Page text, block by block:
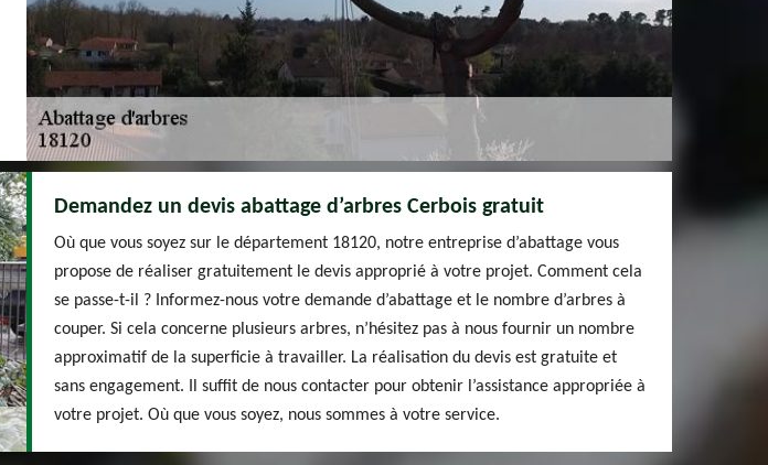
Demandez un devis abattage d’arbres Cerbois gratuit
Où que vous soyez sur le département 18120, notre entreprise d’abattage vous
propose de réaliser gratuitement le devis approprié à votre projet. Comment cela
se passe-t-il ? Informez-nous votre demande d’abattage et le nombre d’arbres à
couper. Si cela concerne plusieurs arbres, n’hésitez pas à nous fournir un nombre
approximatif de la superficie à travailler. La réalisation du devis est gratuite et
sans engagement. Il suffit de nous contacter pour obtenir l’assistance appropriée à
votre projet. Où que vous soyez, nous sommes à votre service.